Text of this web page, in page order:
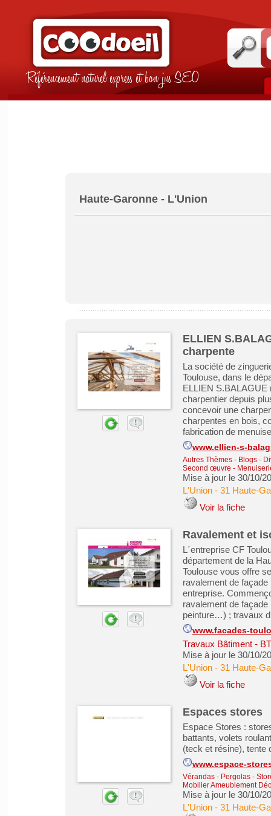
Référencement naturel express et bon jus SEO
Haute-Garonne - L'Union
ELLIEN
charpente
La société de
Toulouse, dans le
ELLIEN S.BALAGUE
charpentier depuis
concevoir une
charpentes en bois,
fabrication de
www.ellien-s-
Autres Thèmes - Blogs -
Second œuvre -
Mise à jour le 30/10/
L'Union- 31 Haute-
Voir la fiche
Ravalement et
L´entreprise CF
département de la
Toulouse vous offre
ravalement de
entreprise.
ravalement de
peinture…) ; travaux
www.facades-
Travaux Bâtiment -
Mise à jour le 30/10/
L'Union- 31 Haute-
Voir la fiche
Espaces stores
Espace Stores :
battants, volets
(teck et résine), tente
www.espace-
Vérandas - Pergolas -
Mobilier Ameublement
Mise à jour le 30/10/
L'Union- 31 Haute-